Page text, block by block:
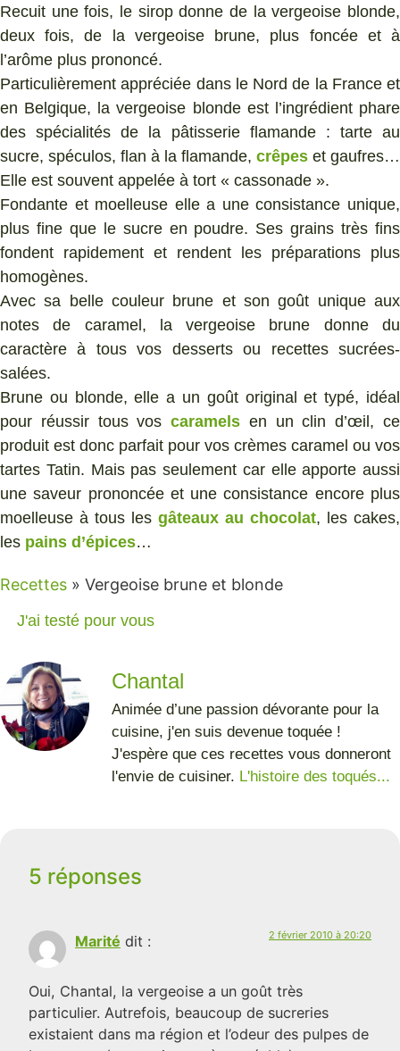
Recuit une fois, le sirop donne de la vergeoise blonde,
deux fois, de la vergeoise brune, plus foncée et à
l’arôme plus prononcé.
Particulièrement appréciée dans le Nord de la France et
en Belgique, la vergeoise blonde est l’ingrédient phare
des spécialités de la pâtisserie flamande : tarte au
sucre, spéculos, flan à la flamande, crêpes et gaufres…
Elle est souvent appelée à tort « cassonade ».
Fondante et moelleuse elle a une consistance unique,
plus fine que le sucre en poudre. Ses grains très fins
fondent rapidement et rendent les préparations plus
homogènes.
Avec sa belle couleur brune et son goût unique aux
notes de caramel, la vergeoise brune donne du
caractère à tous vos desserts ou recettes sucrées-
salées.
Brune ou blonde, elle a un goût original et typé, idéal
pour réussir tous voscaramels en un clin d’œil, ce
produit est donc parfait pour vos crèmes caramel ou vos
tartes Tatin. Mais pas seulement car elle apporte aussi
une saveur prononcée et une consistance encore plus
moelleuse à tous les gâteaux au chocolat, les cakes,
les pains d’épices…
Recettes » Vergeoise brune et blonde
J'ai testé pour vous
Chantal
Animée d’une passion dévorante pour la
cuisine, j'en suis devenue toquée !
J'espère que ces recettes vous donneront
l'envie de cuisiner. L'histoire des toqués...
5 réponses
Marité dit : 2 février 2010 à 20:20
Oui, Chantal, la vergeoise a un goût très
particulier. Autrefois, beaucoup de sucreries
existaient dans ma région et l’odeur des pulpes de